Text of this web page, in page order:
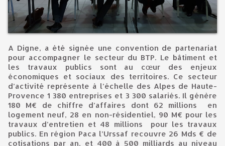
A Digne, a été signée une convention de partenariat
pour accompagner le secteur du BTP. Le bâtiment et
les travaux publics sont au cœur des enjeux
économiques et sociaux des territoires. Ce secteur
d’activité représente à l’échelle des Alpes de Haute-
Provence 1 380 entreprises et 3 300 salariés. Il génère
180 M€ de chiffre d’affaires dont 62 millions en
logement neuf, 28 en non-résidentiel, 90 M€ pour les
travaux d’entretien et 48 millions pour les travaux
publics. En région Paca l’Urssaf recouvre 26 Mds € de
cotisations par an, et 400 à 500 milliards au niveau